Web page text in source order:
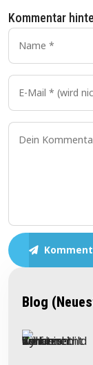
Kommentar
Blog